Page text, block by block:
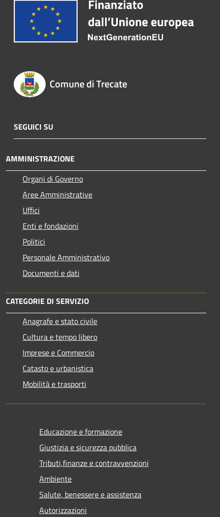
Comune di Trecate
SEGUICI SU
AMMINISTRAZIONE
Organi di Governo
Aree Amministrative
Uffici
Enti e fondazioni
Politici
Personale Amministrativo
Documenti e dati
CATEGORIE DI SERVIZIO
Anagrafe e stato civile
Cultura e tempo libero
Imprese e Commercio
Catasto e urbanistica
Mobilità e trasporti
Educazione e formazione
Giustizia e sicurezza pubblica
Tributi,finanze e contravvenzioni
Ambiente
Salute, benessere e assistenza
Autorizzazioni